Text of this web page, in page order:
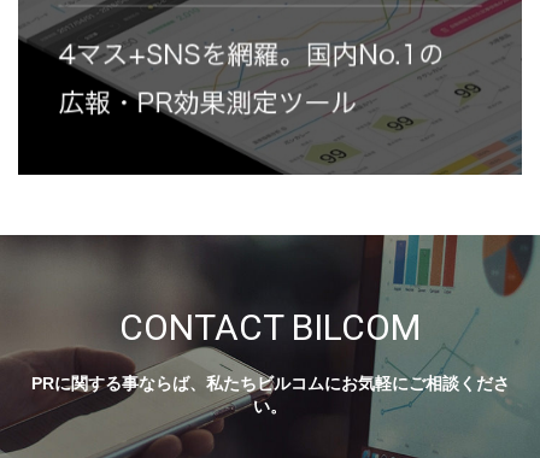
CONTACT BILCOM
PRに関する事ならば、私たちビルコムにお気軽にご相談くださ
い。